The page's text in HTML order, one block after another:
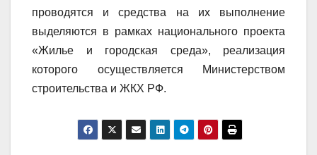
проводятся и средства на их выполнение
выделяются в рамках национального проекта
«Жилье и городская среда», реализация
которого осуществляется Министерством
строительства и ЖКХ РФ.